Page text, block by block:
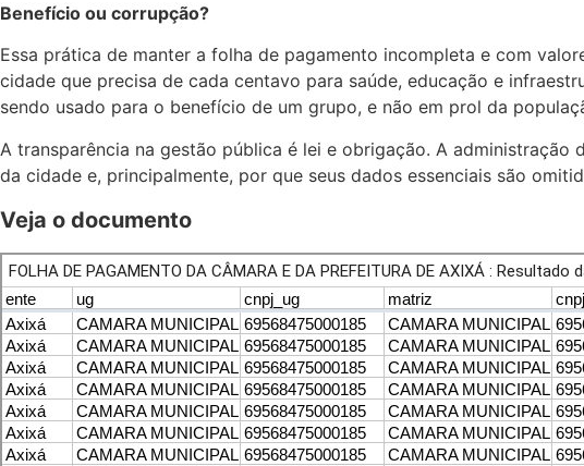
Benefício ou corrupção?
Essa prática de manter a folha de pagamento incompleta e com
cidade que precisa de cada centavo para saúde, educação e
sendo usado para o benefício de um grupo, e não em prol da
A transparência na gestão pública é lei e obrigação. A
da cidade e, principalmente, por que seus dados essenciais são
Veja o documento